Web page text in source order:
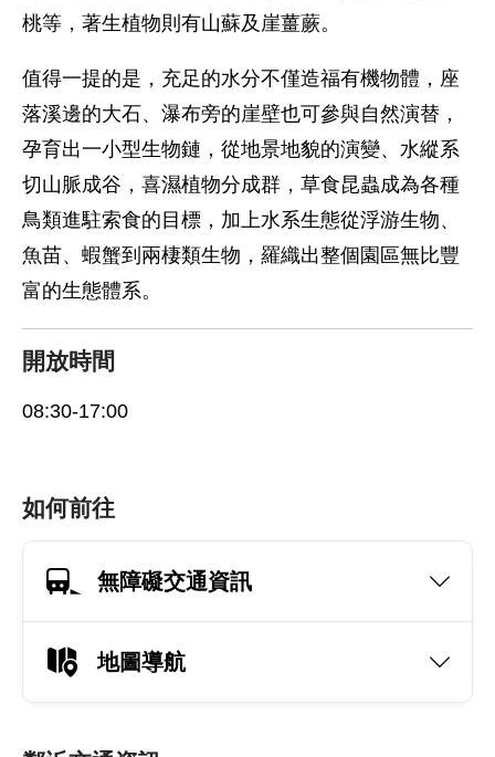
桃等，著生植物則有山蘇及崖薑蕨。
值得一提的是，充足的水分不僅造福有機物體，座
落溪邊的大石、瀑布旁的崖壁也可參與自然演替，
孕育出一小型生物鏈，從地景地貌的演變、水縱系
切山脈成谷，喜濕植物分成群，草食昆蟲成為各種
鳥類進駐索食的目標，加上水系生態從浮游生物、
魚苗、蝦蟹到兩棲類生物，羅織出整個園區無比豐
富的生態體系。
開放時間
08:30-17:00
如何前往
無障礙交通資訊
地圖導航